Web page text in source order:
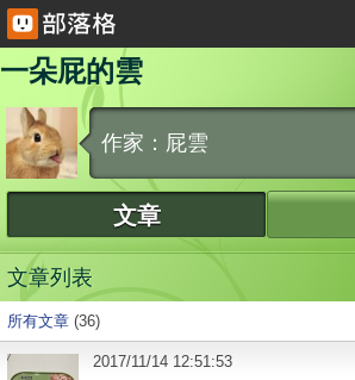
一朵屁的雲
作家：屁雲
文章
文章列表
所有文章 (36)
2017/11/14 12:51:53